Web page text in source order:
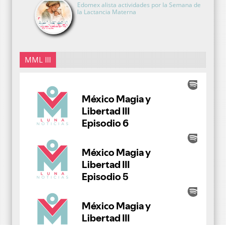
Edomex alista actividades por la Semana de
la Lactancia Materna
MML III